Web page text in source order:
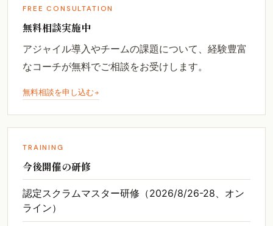
FREE CONSULTATION
無料相談実施中
アジャイル導入やチームの課題について、経験豊富
なコーチが無料でご相談をお受けします。
無料相談を申し込む
TRAINING
今後開催の研修
認定スクラムマスター研修（2026/8/26-28、オン
ライン）